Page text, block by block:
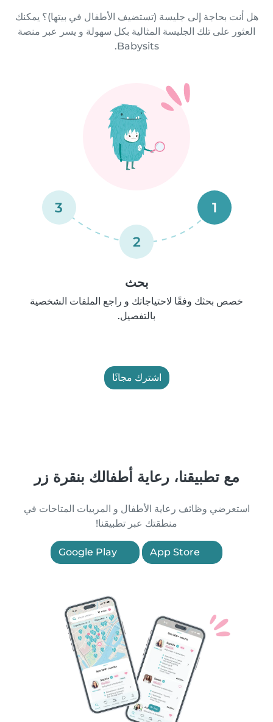
هل أنت بحاجة إلى جليسة (تستضيف الأطفال في بيتها)؟ يمكنك
العثور على تلك الجليسة المثالية بكل سهولة و يسر عبر منصة
Babysits.
1
2
3
بحث
خصص بحثك وفقًا لاحتياجاتك و راجع الملفات الشخصية
بالتفصيل.
اشترك مجانًا
مع تطبيقنا، رعاية أطفالك بنقرة زر
استعرضي وظائف رعاية الأطفال و المربيات المتاحات في
منطقتك عبر تطبيقنا!